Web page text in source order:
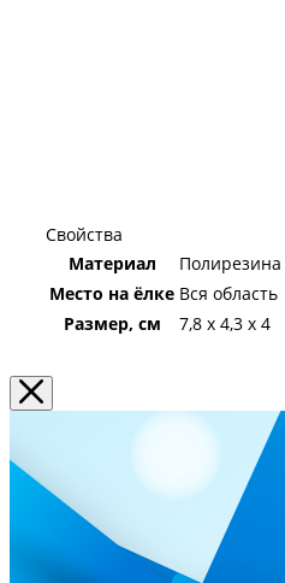
Свойства
Материал
Полирезина
Место на ёлке Вся область
Размер, см
7,8 x 4,3 x 4